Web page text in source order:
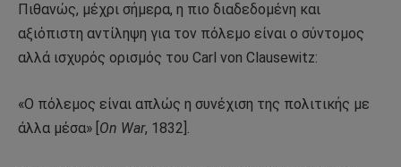
Πιθανώς, μέχρι σήμερα, η πιο διαδεδομένη και
αξιόπιστη αντίληψη για τον πόλεμο είναι ο σύντομος
αλλά ισχυρός ορισμός του Carl von Clausewitz:
«Ο πόλεμος είναι απλώς η συνέχιση της πολιτικής με
άλλα μέσα» [ On War, 1832].